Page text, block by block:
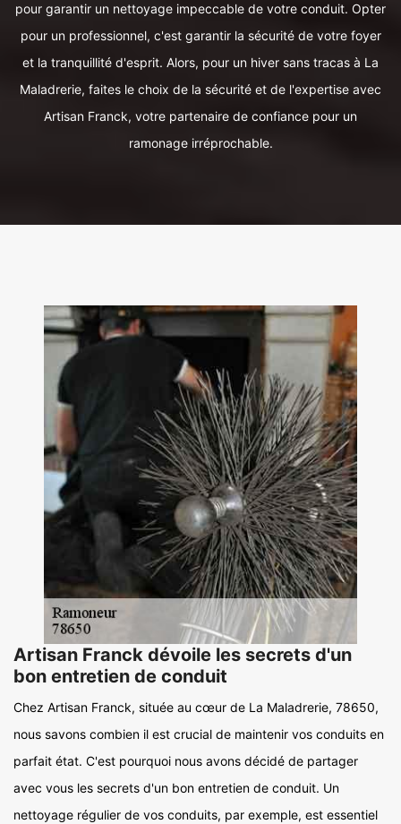
pour garantir un nettoyage impeccable de votre conduit. Opter
pour un professionnel, c'est garantir la sécurité de votre foyer
et la tranquillité d'esprit. Alors, pour un hiver sans tracas à La
Maladrerie, faites le choix de la sécurité et de l'expertise avec
Artisan Franck, votre partenaire de confiance pour un
ramonage irréprochable.
Artisan Franck dévoile les secrets d'un
bon entretien de conduit
Chez Artisan Franck, située au cœur de La Maladrerie, 78650,
nous savons combien il est crucial de maintenir vos conduits en
parfait état. C'est pourquoi nous avons décidé de partager
avec vous les secrets d'un bon entretien de conduit. Un
nettoyage régulier de vos conduits, par exemple, est essentiel